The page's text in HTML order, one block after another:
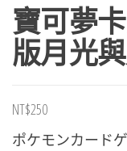
寶可夢
版月光
NT$250
ポケモンカード